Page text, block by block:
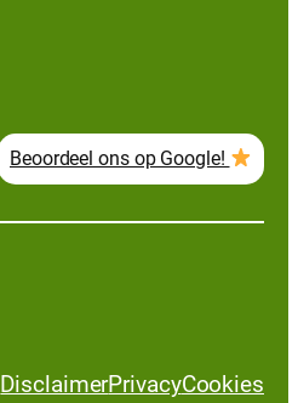
Beoordeel ons op Google!
DisclaimerPrivacyCookies